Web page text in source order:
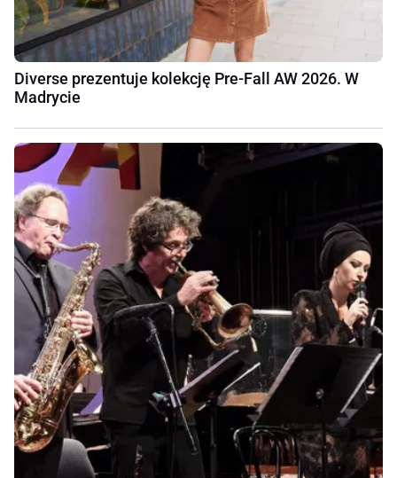
Diverse prezentuje kolekcję Pre-Fall AW 2026. W
Madrycie